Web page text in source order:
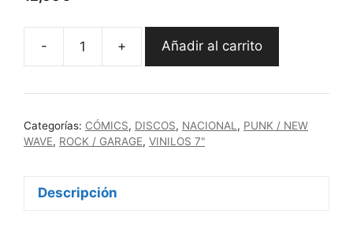
-
Tumba
–
7″
+ Añadir al carrito
Categorías: CÓMICS, DISCOS, NACIONAL , PUNK / NEW
WAVE, ROCK / GARAGE, VINILOS 7"
Descripción